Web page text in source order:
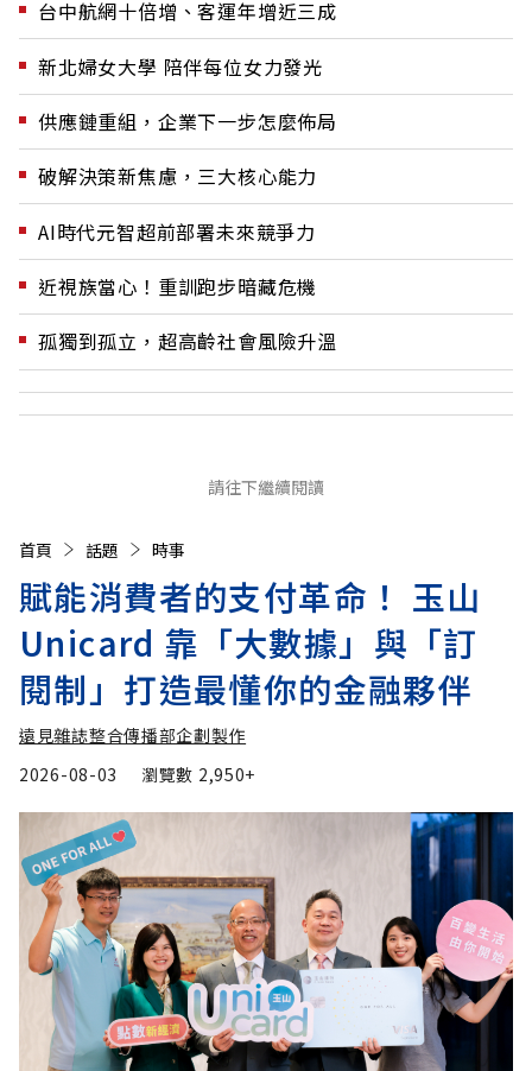
台中航網十倍增、客運年增近三成
新北婦女大學 陪伴每位女力發光
供應鏈重組，企業下一步怎麼佈局
破解決策新焦慮，三大核心能力
AI時代元智超前部署未來競爭力
近視族當心！重訓跑步暗藏危機
孤獨到孤立，超高齡社會風險升溫
請往下繼續閱讀
首頁 話題 時事
賦能消費者的支付革命！ 玉山
Unicard 靠「大數據」與「訂
閱制」打造最懂你的金融夥伴
遠見雜誌整合傳播部企劃製作
2026-08-03
瀏覽數 2,950+